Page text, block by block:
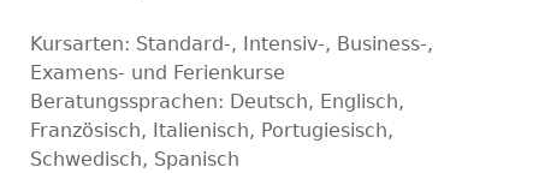
Kursarten: Standard-, Intensiv-, Business-,
Examens- und Ferienkurse
Beratungssprachen: Deutsch, Englisch,
Französisch, Italienisch, Portugiesisch,
Schwedisch, Spanisch